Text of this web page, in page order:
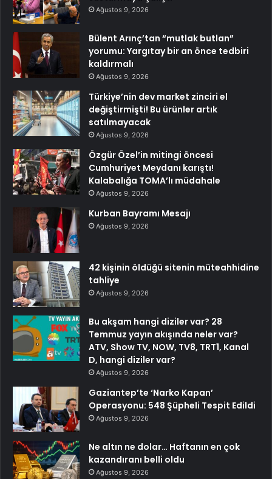
Ağustos 9, 2026
Bülent Arınç’tan “mutlak butlan”
yorumu: Yargıtay bir an önce tedbiri
kaldırmalı
Ağustos 9, 2026
Türkiye’nin dev market zinciri el
değiştirmişti! Bu ürünler artık
satılmayacak
Ağustos 9, 2026
Özgür Özel’in mitingi öncesi
Cumhuriyet Meydanı karıştı!
Kalabalığa TOMA’lı müdahale
Ağustos 9, 2026
Kurban Bayramı Mesajı
Ağustos 9, 2026
42 kişinin öldüğü sitenin müteahhidine
tahliye
Ağustos 9, 2026
Bu akşam hangi diziler var? 28
Temmuz yayın akışında neler var?
ATV, Show TV, NOW, TV8, TRT1, Kanal
D, hangi diziler var?
Ağustos 9, 2026
Gaziantep’te ‘Narko Kapan’
Operasyonu: 548 Şüpheli Tespit Edildi
Ağustos 9, 2026
Ne altın ne dolar… Haftanın en çok
kazandıranı belli oldu
Ağustos 9, 2026